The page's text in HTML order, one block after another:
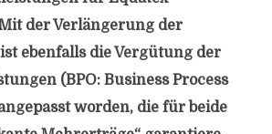
der Verlängerung der
ebenfalls die Vergütung der
(BPO: Business Process
worden, die für beide